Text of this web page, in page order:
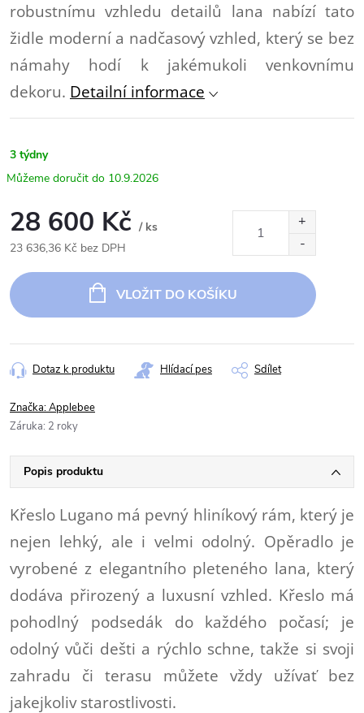
robustnímu vzhledu detailů lana nabízí tato
židle moderní a nadčasový vzhled, který se bez
námahy hodí k jakémukoli venkovnímu
dekoru. Detailní informace
3 týdny
10.9.2026
28 600 Kč / ks
23 636,36 Kč bez DPH
cena:
VLOŽIT DO KOŠÍKU
Dotaz k produktu Hlídací pes Sdílet
Značka:Applebee
Záruka: 2 roky
Popis produktu
Křeslo Lugano má pevný hliníkový rám, který je
nejen lehký, ale i velmi odolný. Opěradlo je
vyrobené z elegantního pleteného lana, který
dodáva přirozený a luxusní vzhled. Křeslo má
pohodlný podsedák do každého počasí; je
odolný vůči dešti a rýchlo schne, takže si svoji
zahradu či terasu můžete vždy užívať bez
jakejkoliv starostlivosti.